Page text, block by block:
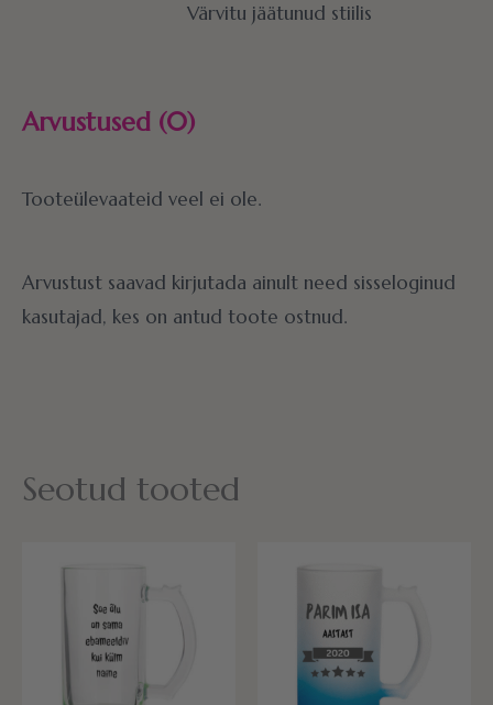
Värvitu jäätunud stiilis
Arvustused (0)
Tooteülevaateid veel ei ole.
Arvustust saavad kirjutada ainult need sisseloginud
kasutajad, kes on antud toote ostnud.
Seotud tooted